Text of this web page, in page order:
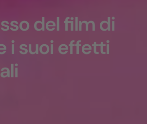
del film di
i suoi effetti